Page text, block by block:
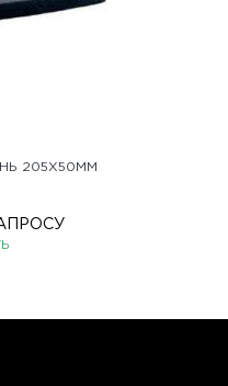
205Х50ММ